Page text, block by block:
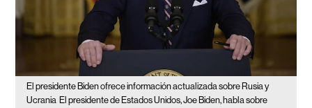
El presidente Biden ofrece información actualizada sobre Rusia y
Ucrania El presidente de Estados Unidos, Joe Biden, habla sobre